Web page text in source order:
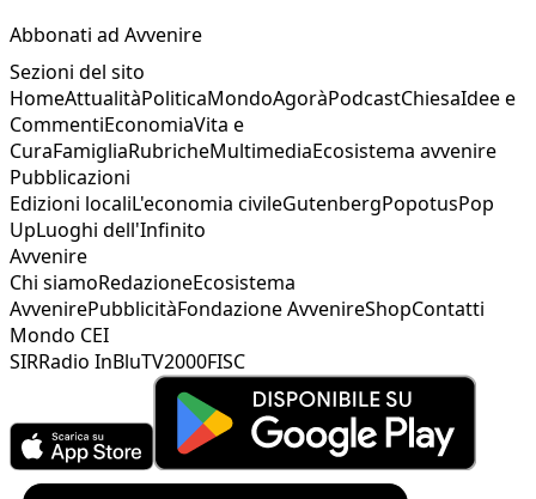
Abbonati ad Avvenire
Sezioni del sito
HomeAttualitàPoliticaMondoAgoràPodcastChiesaIdee e
CommentiEconomiaVita e
CuraFamigliaRubricheMultimediaEcosistema avvenire
Pubblicazioni
Edizioni localiL'economia civileGutenbergPopotusPop
UpLuoghi dell'Infinito
Avvenire
Chi siamoRedazioneEcosistema
AvvenirePubblicitàFondazione AvvenireShopContatti
Mondo CEI
SIRRadio InBluTV2000FISC